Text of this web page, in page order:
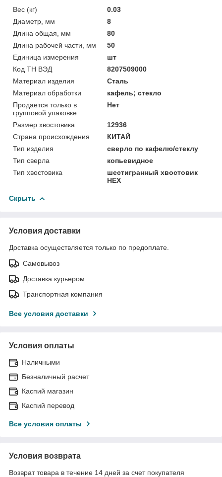
Вес (кг)
0.03
Диаметр, мм
8
Длина общая, мм
80
Длина рабочей части, мм
50
Единица измерения
шт
Код ТН ВЭД
8207509000
Материал изделия
Сталь
Материал обработки
кафель; стекло
Продается только в
групповой упаковке
Нет
Размер хвостовика
12936
Страна происхождения
КИТАЙ
Тип изделия
сверло по кафелю/стеклу
Тип сверла
копьевидное
Тип хвостовика
шестигранный хвостовик
HEX
Скрыть
Условия доставки
Доставка осуществляется только по предоплате.
Самовывоз
Доставка курьером
Транспортная компания
Все условия доставки
Условия оплаты
Наличными
Безналичный расчет
Каспий магазин
Каспий перевод
Все условия оплаты
Условия возврата
Возврат товара в течение 14 дней за счет покупателя